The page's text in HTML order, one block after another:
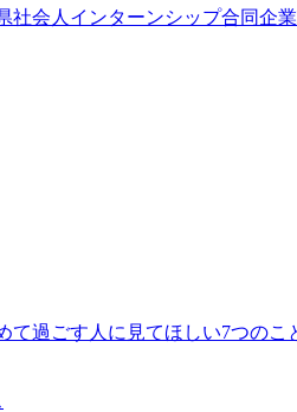
社会人インターンシップ合同企
て過ごす人に見てほしい7つのこ